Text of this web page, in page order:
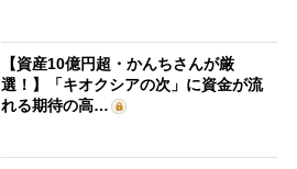
【資産10億円超・かんちさんが厳
選！】「キオクシアの次」に資金が流
れる期待の高…